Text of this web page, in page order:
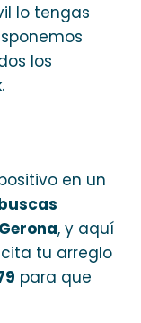
lo tengas
los
en un
, y aquí
tu arreglo
para que